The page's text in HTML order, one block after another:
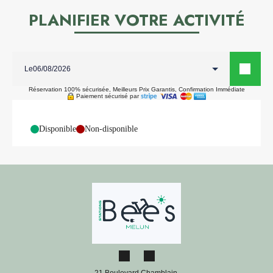
PLANIFIER VOTRE ACTIVITÉ
Le
Réservation 100% sécurisée, Meilleurs Prix Garantis, Confirmation Immédiate
Paiement sécurisé par
Disponible Non-disponible